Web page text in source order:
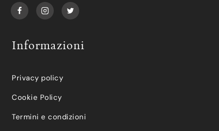
Informazioni
Privacy policy
Cookie Policy
Termini e condizioni